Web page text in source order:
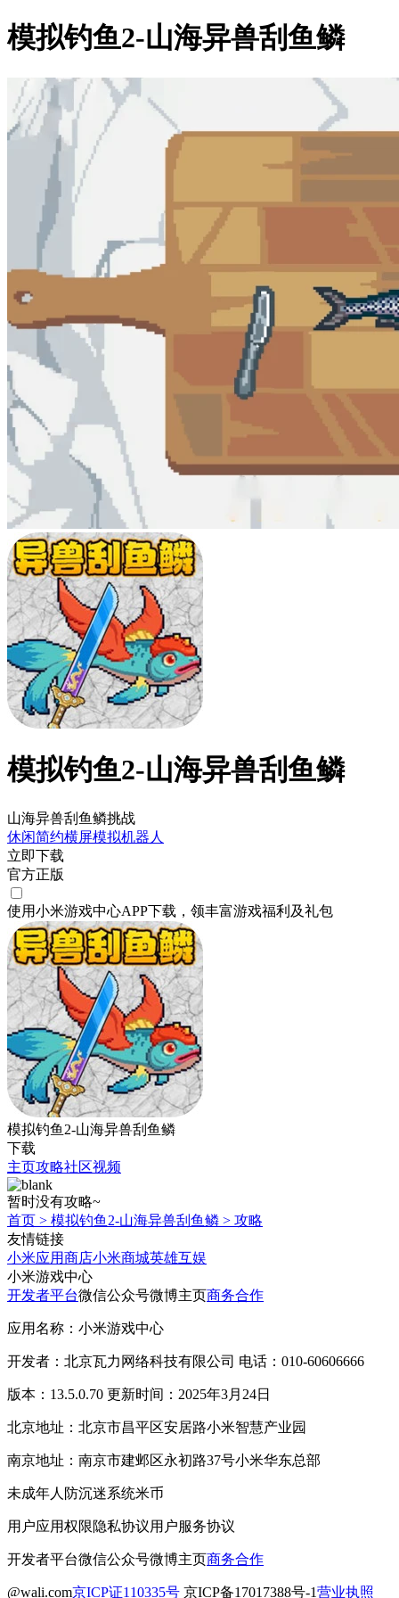
模拟钓鱼2-山海异兽刮鱼鳞
模拟钓鱼2-山海异兽刮鱼鳞
山海异兽刮鱼鳞挑战
休闲简约横屏模拟机器人
立即下载
官方正版
使用小米游戏中心APP下载 ，领丰富游戏福利 及礼包
模拟钓鱼2-山海异兽刮鱼鳞
下载
主页攻略社区视频
暂时没有攻略~
首页 > 模拟钓鱼2-山海异兽刮鱼鳞 > 攻略
友情链接
小米应用商店小米商城英雄互娱
小米游戏中心
开发者平台微信公众号微博主页商务合作
应用名称：小米游戏中心
开发者：北京瓦力网络科技有限公司 电话：010-60606666
版本：13.5.0.70 更新时间：2025年3月24日
北京地址：北京市昌平区安居路小米智慧产业园
南京地址：南京市建邺区永初路37号小米华东总部
未成年人防沉迷系统米币
用户应用权限隐私协议用户服务协议
开发者平台微信公众号微博主页商务合作
@wali.com京ICP证110335号 京ICP备17017388号-1营业执照